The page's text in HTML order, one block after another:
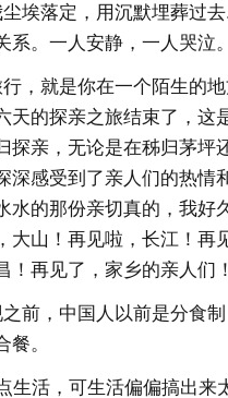
落定，用沉默埋葬过去
系。一人安静，一人哭泣。
就是你在一个陌生的地
天的探亲之旅结束了，这
探亲，无论是在秭归茅坪
深感受到了亲人们的热情
水的那份亲切真的，我好
大山！再见啦，长江！再
！再见了，家乡的亲人们！
，中国人以前是分食制
餐。
活，可生活偏偏搞出来